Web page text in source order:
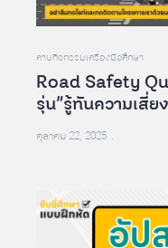
คาบกิจกรรมเครื่องมือศึกษา
Road Safety
รุ่น”รู้ทันความเสี่
ตุลาคม 22, 2025